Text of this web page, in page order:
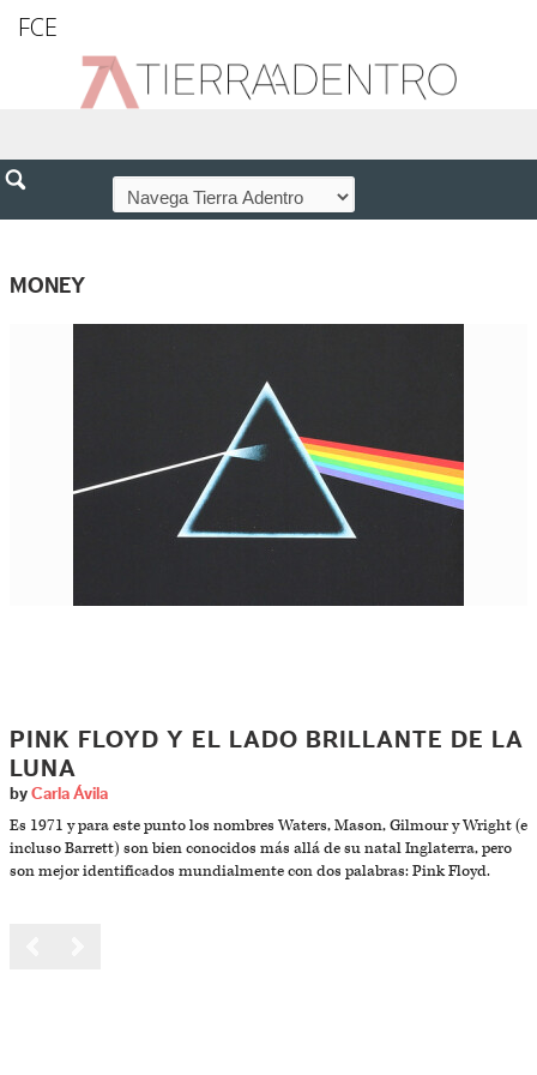
FCE
MONEY
PINK FLOYD Y EL LADO BRILLANTE DE LA
LUNA
by Carla Ávila
Es 1971 y para este punto los nombres Waters, Mason, Gilmour y Wright (e
incluso Barrett) son bien conocidos más allá de su natal Inglaterra, pero
son mejor identificados mundialmente con dos palabras: Pink Floyd.